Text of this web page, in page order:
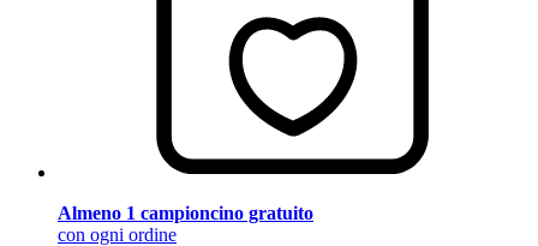
Almeno 1 campioncino gratuito
con ogni ordine